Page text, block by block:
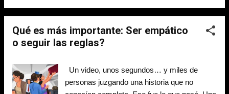
vivir? Y en esa búsqueda nacieron dos
más estructurada. Otra más interna. La
religión tiene forma. La espiritualidad tiene
reglas, rituales, enseñanzas, tradiciones. Se
vive en comunidad, se comparte, se
Qué es más importante: Ser empático
o seguir las reglas?
Un video, unos segundos… y miles de
personas juzgando una historia que no